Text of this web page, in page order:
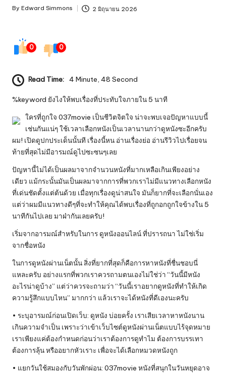
Posted
By Edward Simmons 2 มิถุนายน 2026
0 0
Read Time: 4 Minute, 48 Second
%keyword ยังไงให้พบเรื่องที่ประทับใจภายใน 5 นาที
ใครที่ถูกใจ 037movie เป็นชีวิตจิตใจ น่าจะพบเจอปัญหาแบบนี้
เช่นกันแน่ๆ ใช้เวลาเลือกหนังเป็นเวลานานกว่าดูหนังซะอีกครับ
ผม! เปิดดูปกประเด็นนั้นที เรื่องนี้หน อ่านเรื่องย่อ อ่านรีวิวไปเรื่อยจน
ท้ายที่สุดไม่มีอารมณ์ดูไปซะซนๆเลย
ปัญหานี้ไม่ได้เป็นผลมาจากจำนวนหนังที่มากเหลือเกินเพียงอย่าง
เดียว แม้กระนั้นมันเป็นผลมาจากการที่พวกเราไม่มีแนวทางเลือกหนัง
ที่เด่นชัดตั้งแต่ต้นด้วย เมื่อทุกเรื่องดูน่าสนใจ มันก็ยากที่จะเลือกนั่นเอง
แต่ว่าผมมีแนวทางดีๆที่จะทำให้คุณได้พบเรื่องที่ถูกอกถูกใจข้างใน 5
นาทีกันไปเลย มาฝ่ากันเลยครับ!
เริ่มจากอารมณ์สำหรับในการ ดูหนังออนไลน์ ที่ปรารถนา ไม่ใช่เริ่ม
จากชื่อหนัง
ในการดูหนังผ่านเน็ตนั้น สิ่งที่ยากที่สุดก็คือการหาหนังที่ชื่นชอบนี่
แหละครับ อย่างแรกที่พวกเราควรถามตนเองไม่ใช่ว่า “วันนี้มีหนัง
อะไรน่าดูบ้าง” แต่ว่าควรจะถามว่า “วันนี้เราอยากดูหนังที่ทำให้เกิด
ความรู้สึกแบบไหน” มากกว่า แล้วเราจะได้หนังที่ดีเองนะครับ
• ระบุอารมณ์ก่อนเปิดเว็บ: ดูหนัง บ่อยครั้ง เราเสียเวลาหาหนังนาน
เกินความจำเป็น เพราะว่าเข้าเว็บไซต์ดูหนังผ่านเน็ตแบบไร้จุดหมาย
เราเพียงแค่ต้องกำหนดก่อนว่าเราต้องการดูทำไม ต้องการบรรเทา
ต้องการลุ้น หรืออยากหัวเราะ เพื่อจะได้เลือกหมวดหนังถูก
• แยกวันใช้สมองกับวันพักผ่อน: 037movie หนังที่สนุกในวันหยุดอาจ